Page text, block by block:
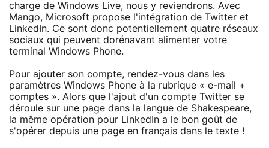
charge de Windows Live, nous y reviendrons. Avec
Mango, Microsoft propose l'intégration de Twitter et
LinkedIn. Ce sont donc potentiellement quatre réseaux
sociaux qui peuvent dorénavant alimenter votre
terminal Windows Phone.
Pour ajouter son compte, rendez-vous dans les
paramètres Windows Phone à la rubrique « e-mail +
comptes ». Alors que l'ajout d'un compte Twitter se
déroule sur une page dans la langue de Shakespeare,
la même opération pour LinkedIn a le bon goût de
s'opérer depuis une page en français dans le texte !